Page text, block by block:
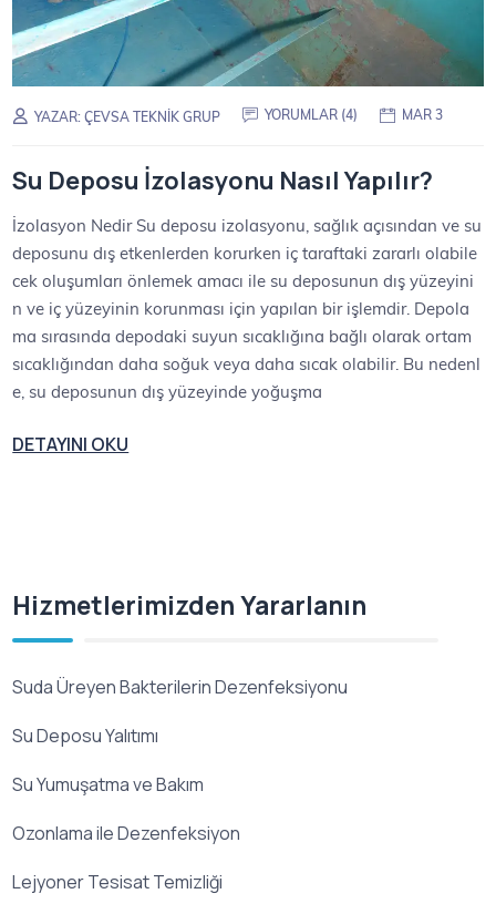
YAZAR:ÇEVSA TEKNIK GRUP YORUMLAR (4) MAR 3
Su Deposu İzolasyonu Nasıl Yapılır?
İzolasyon Nedir Su deposu izolasyonu, sağlık açısından ve su
deposunu dış etkenlerden korurken iç taraftaki zararlı olabile
cek oluşumları önlemek amacı ile su deposunun dış yüzeyini
n ve iç yüzeyinin korunması için yapılan bir işlemdir. Depola
ma sırasında depodaki suyun sıcaklığına bağlı olarak ortam
sıcaklığından daha soğuk veya daha sıcak olabilir. Bu nedenl
e, su deposunun dış yüzeyinde yoğuşma
DETAYINI OKU
Hizmetlerimizden Yararlanın
Suda Üreyen Bakterilerin Dezenfeksiyonu
Su Deposu Yalıtımı
Su Yumuşatma ve Bakım
Ozonlama ile Dezenfeksiyon
Lejyoner Tesisat Temizliği